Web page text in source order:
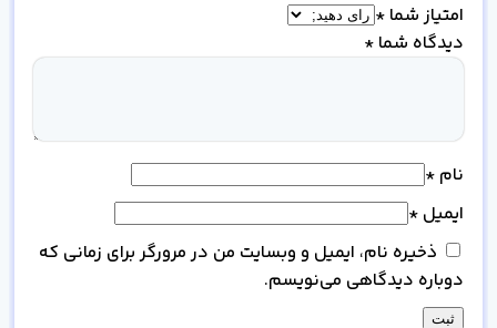
امتیاز شما *
دیدگاه شما *
نام *
ایمیل *
ذخیره نام، ایمیل و وبسایت من در مرورگر برای زمانی که
دوباره دیدگاهی می‌نویسم.